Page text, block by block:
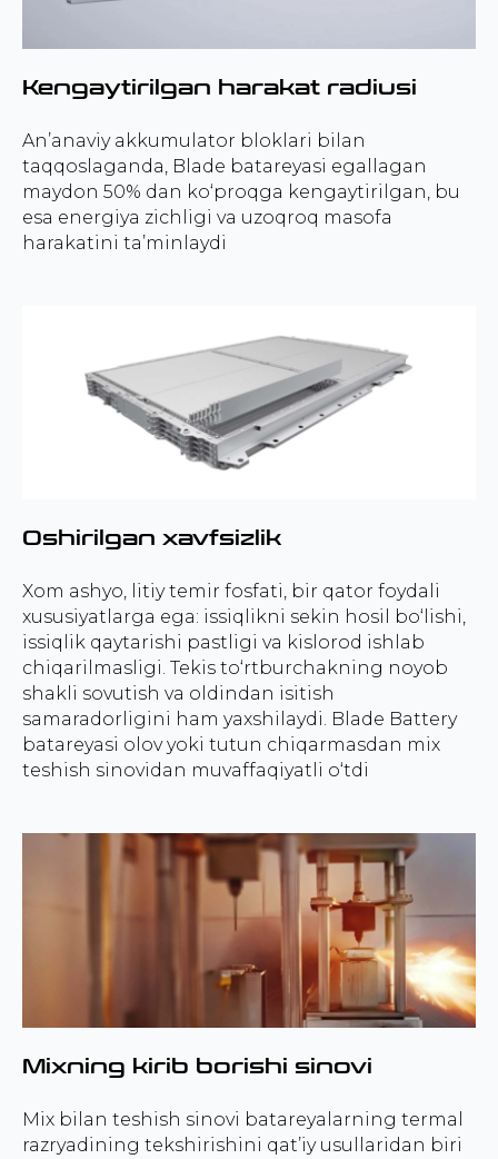
Kengaytirilgan harakat radiusi
An’anaviy akkumulator bloklari bilan
taqqoslaganda, Blade batareyasi egallagan
maydon 50% dan ko‘proqga kengaytirilgan, bu
esa energiya zichligi va uzoqroq masofa
harakatini ta’minlaydi
Oshirilgan xavfsizlik
Xom ashyo, litiy temir fosfati, bir qator foydali
xususiyatlarga ega: issiqlikni sekin hosil bo‘lishi,
issiqlik qaytarishi pastligi va kislorod ishlab
chiqarilmasligi. Tekis to‘rtburchakning noyob
shakli sovutish va oldindan isitish
samaradorligini ham yaxshilaydi. Blade Battery
batareyasi olov yoki tutun chiqarmasdan mix
teshish sinovidan muvaffaqiyatli o‘tdi
Mixning kirib borishi sinovi
Mix bilan teshish sinovi batareyalarning termal
razryadining tekshirishini qat’iy usullaridan biri